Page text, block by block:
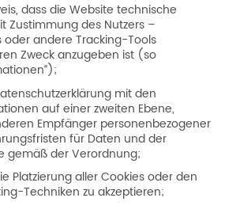
dass die Website technische
Zustimmung des Nutzers –
oder andere Tracking-Tools
Zweck anzugeben ist (so
mit den
auf einer zweiten Ebene,
Empfänger personenbezogener
für Daten und der
gemäß der Verordnung;
Platzierung aller Cookies oder den
Techniken zu akzeptieren;